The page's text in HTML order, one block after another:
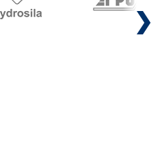
Next